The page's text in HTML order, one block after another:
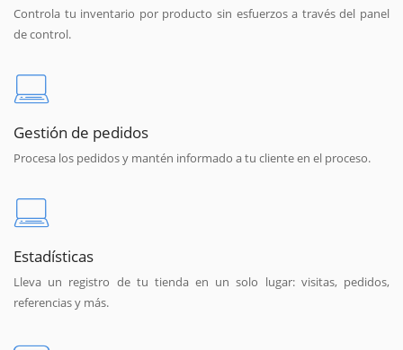
Controla tu inventario por producto sin esfuerzos a través del panel
de control.
Gestión de pedidos
Procesa los pedidos y mantén informado a tu cliente en el proceso.
Estadísticas
Lleva un registro de tu tienda en un solo lugar: visitas, pedidos,
referencias y más.